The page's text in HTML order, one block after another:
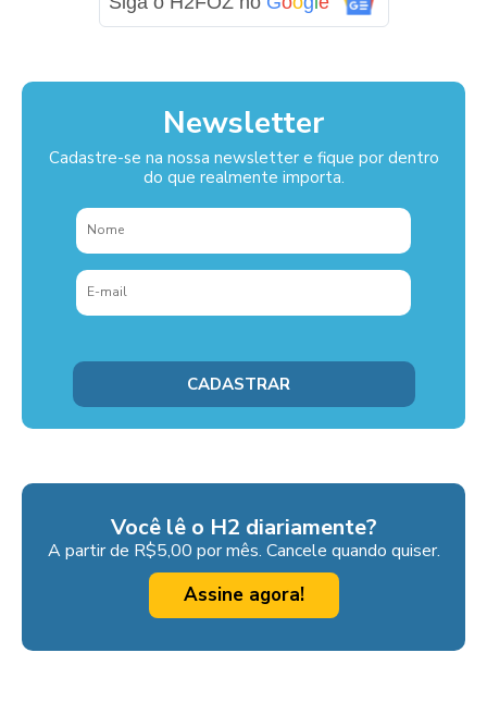
Newsletter
Cadastre-se na nossa newsletter e fique por dentro
do que realmente importa.
Você lê o H2 diariamente?
A partir de R$5,00 por mês. Cancele quando quiser.
Assine agora!